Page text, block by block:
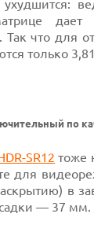
ухудшится:
дает
Так что для
только
по
SR12 тоже
для
в
— 37 мм.